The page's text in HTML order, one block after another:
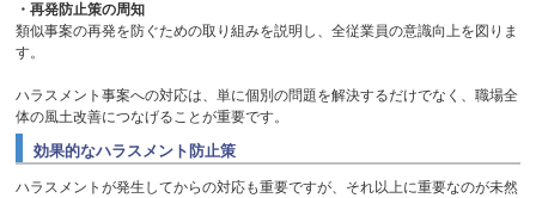
・再発防止策の周知
類似事案の再発を防ぐための取り組みを説明し、全従業員の意識向上を図りま
す。
ハラスメント事案への対応は、単に個別の問題を解決するだけでなく、職場全
体の風土改善につなげることが重要です。
効果的なハラスメント防止策
ハラスメントが発生してからの対応も重要ですが、それ以上に重要なのが未然